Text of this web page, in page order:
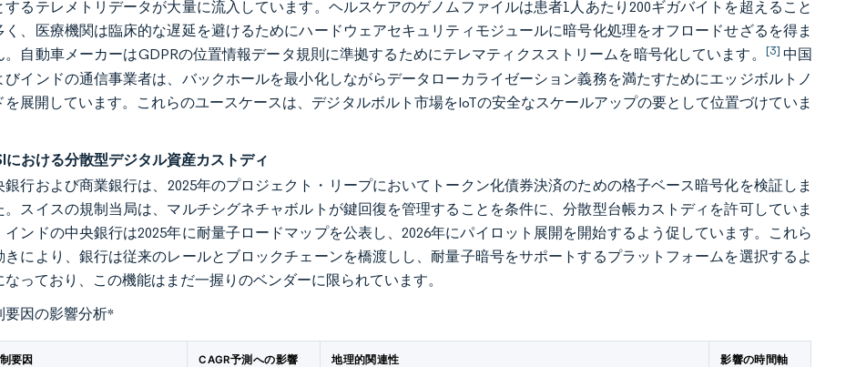
するテレメトリデータが大量に流入しています。ヘルスケアのゲノムファイルは患者1人あたり200ギガバイトを超えること
く、医療機関は臨床的な遅延を避けるためにハードウェアセキュリティモジュールに暗号化処理をオフロードせざるを得ま
。自動車メーカーはGDPRの位置情報データ規則に準拠するためにテレマティクスストリームを暗号化しています。 [3] 中国
びインドの通信事業者は、バックホールを最小化しながらデータローカライゼーション義務を満たすためにエッジボルトノ
を展開しています。これらのユースケースは、デジタルボルト市場をIoTの安全なスケールアップの要として位置づけていま
における分散型デジタル資産カストディ
銀行および商業銀行は、2025年のプロジェクト・リープにおいてトークン化債券決済のための格子ベース暗号化を検証しま
。スイスの規制当局は、マルチシグネチャボルトが鍵回復を管理することを条件に、分散型台帳カストディを許可していま
インドの中央銀行は2025年に耐量子ロードマップを公表し、2026年にパイロット展開を開始するよう促しています。これら
きにより、銀行は従来のレールとブロックチェーンを橋渡しし、耐量子暗号をサポートするプラットフォームを選択するよ
なっており、この機能はまだ一握りのベンダーに限られています。
要因の影響分析*
要因
CAGR予測への影響
地理的関連性 影響の時間軸